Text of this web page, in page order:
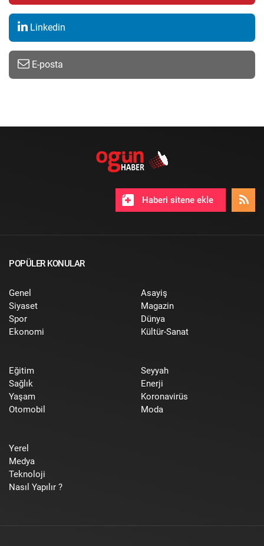
Linkedin
E-posta
Haberi sitene ekle
POPÜLER KONULAR
Genel
Siyaset
Spor
Ekonomi
Asayiş
Magazin
Dünya
Kültür-Sanat
Eğitim
Sağlık
Yaşam
Otomobil
Seyyah
Enerji
Koronavirüs
Moda
Yerel
Medya
Teknoloji
Nasıl Yapılır ?